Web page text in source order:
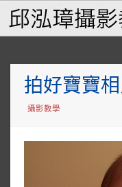
拍好寶寶
攝影教學